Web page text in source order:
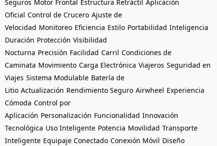
Seguros Motor Frontal Estructura Retráctil Aplicación
Oficial Control de Crucero Ajuste de
Velocidad Monitoreo Eficiencia Estilo Portabilidad Inteligencia
Duración Protección Visibilidad
Nocturna Precisión Facilidad Carril Condiciones de
Caminata Movimiento Carga Electrónica Viajeros Seguridad en
Viajes Sistema Modulable Batería de
Litio Actualización Rendimiento Seguro Airwheel Experiencia
Cómoda Control por
Aplicación Personalización Funcionalidad Innovación
Tecnológica Uso Inteligente Potencia Movilidad Transporte
Inteligente Equipaje Conectado Conexión Móvil Diseño